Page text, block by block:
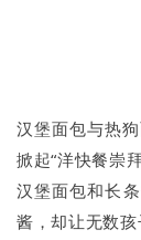
汉堡面包与热
掀起“洋快餐崇
汉堡面包和长
酱，却让无数孩